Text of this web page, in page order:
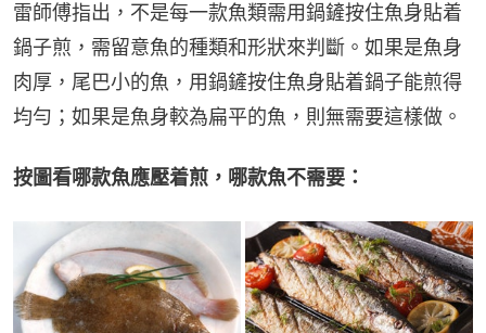
雷師傅指出，不是每一款魚類需用鍋鏟按住魚身貼着
鍋子煎，需留意魚的種類和形狀來判斷。如果是魚身
肉厚，尾巴小的魚，用鍋鏟按住魚身貼着鍋子能煎得
均勻；如果是魚身較為扁平的魚，則無需要這樣做。
按圖看哪款魚應壓着煎，哪款魚不需要：